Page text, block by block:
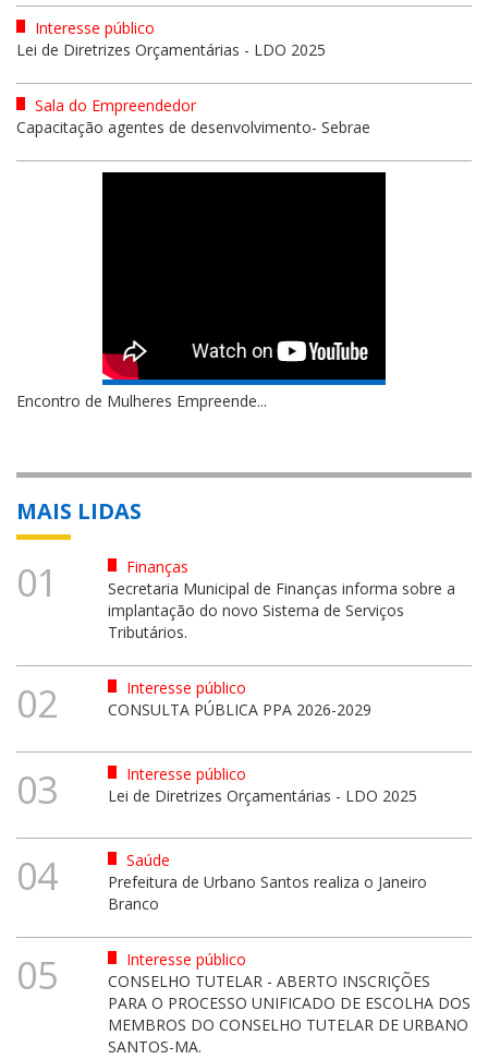
Interesse público
Lei de Diretrizes Orçamentárias - LDO 2025
Sala do Empreendedor
Capacitação agentes de desenvolvimento- Sebrae
Encontro de Mulheres Empreende...
MAIS LIDAS
01
Finanças
Secretaria Municipal de Finanças informa sobre a
implantação do novo Sistema de Serviços
Tributários.
02
Interesse público
CONSULTA PÚBLICA PPA 2026-2029
03
Interesse público
Lei de Diretrizes Orçamentárias - LDO 2025
04
Saúde
Prefeitura de Urbano Santos realiza o Janeiro
Branco
05
Interesse público
CONSELHO TUTELAR - ABERTO INSCRIÇÕES
PARA O PROCESSO UNIFICADO DE ESCOLHA DOS
MEMBROS DO CONSELHO TUTELAR DE URBANO
SANTOS-MA.